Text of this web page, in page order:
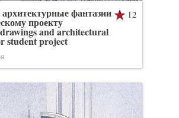
12
фантазии
проекту
and architectural
student project